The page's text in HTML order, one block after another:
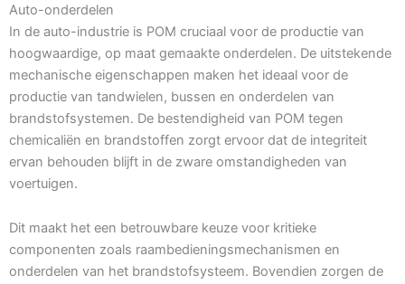
Auto-onderdelen
In de auto-industrie is POM cruciaal voor de productie van
hoogwaardige, op maat gemaakte onderdelen. De uitstekende
mechanische eigenschappen maken het ideaal voor de
productie van tandwielen, bussen en onderdelen van
brandstofsystemen. De bestendigheid van POM tegen
chemicaliën en brandstoffen zorgt ervoor dat de integriteit
ervan behouden blijft in de zware omstandigheden van
voertuigen.
Dit maakt het een betrouwbare keuze voor kritieke
componenten zoals raambedieningsmechanismen en
onderdelen van het brandstofsysteem. Bovendien zorgen de